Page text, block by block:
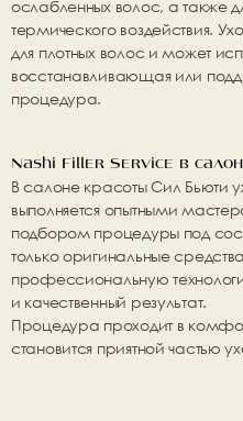
ослабленных волос, а также
термического воздействия.
для плотных волос и может
восстанавливающая или
процедура.
Nashi Filler Service в
В салоне красоты Сил Бьюти
выполняется опытными
подбором процедуры под
только оригинальные
профессиональную
и качественный результат.
Процедура проходит в
становится приятной частью